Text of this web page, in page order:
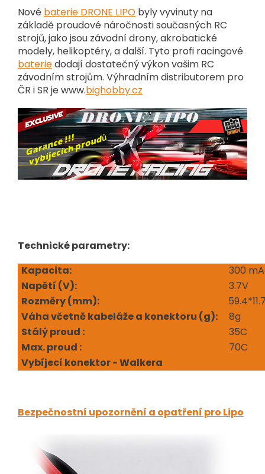
Nové baterie DRONE LIPO byly vyvinuty na
základě proudové náročnosti současných RC
strojů, jako jsou závodní drony, akrobatické
modely, helikoptéry, a další. Tyto profi racingové
bateriedodají dostatečný výkon vašim RC
závodním strojům. Výhradním distributorem pro
ČR i SR je www.bighobby.cz
Technické parametry:
Kapacita:
300
Napětí (V):
3.7V
Rozměry (mm):
Váha včetně kabeláže a konektoru (g):
8g
Stálý proud :
35C
Max. proud :
70C
Vybíjecí konektor - Walkera
Bezpečnostní upozornění a opatření pro Lipo